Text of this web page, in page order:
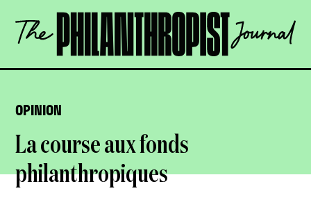
content
The
Philanthropist
OPEN
OPINION
La course aux fonds
philanthropiques